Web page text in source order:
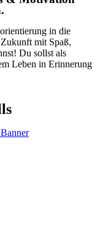
in die
mit Spaß,
Du sollst als
Leben in Erinnerung